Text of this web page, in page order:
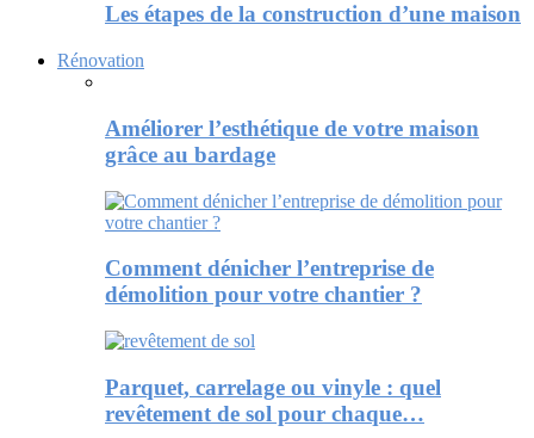
Les étapes de la construction d’une maison
Rénovation
Améliorer l’esthétique de votre maison
grâce au bardage
Comment dénicher l’entreprise de
démolition pour votre chantier ?
Parquet, carrelage ou vinyle : quel
revêtement de sol pour chaque…